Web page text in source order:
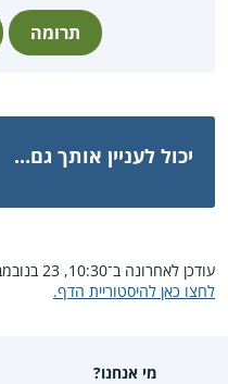
תרומה
יכול לעניין אותך גם...
עודכן לאחרונה ב־10:30, 23 בנובמבר 2025.
לחצו כאן להיסטוריית הדף.
מי אנחנו?